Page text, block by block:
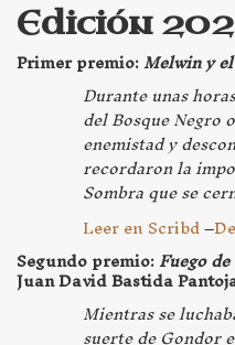
Edición
Primer premio:Melwin y
Durante unas
del Bosque Negro
enemistad y
recordaron la
Sombra que se
Leer en Scribd–
Segundo premio:Fuego
Juan David Bastida
Mientras se